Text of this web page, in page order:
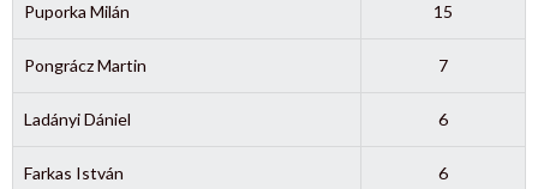
Puporka Milán 15
Pongrácz Martin 7
Ladányi Dániel 6
Farkas István 6